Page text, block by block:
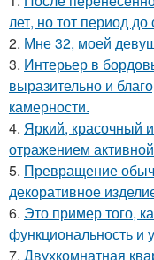
лет, но тот период
2. Мне 32, моей
3. Интерьер в
выразительно и
камерности.
4. Яркий, красочный
отражением
5. Превращение
декоративное
6. Это пример того,
функциональность и
7. Двухкомнатная